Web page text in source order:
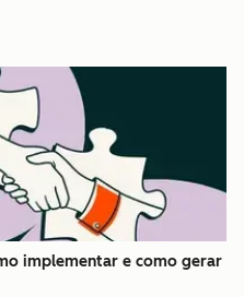
implementar e como gerar